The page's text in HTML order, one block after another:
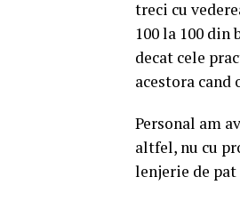
treci cu
100 la 100
decat cele
acestora
Personal am
altfel, nu cu
lenjerie de